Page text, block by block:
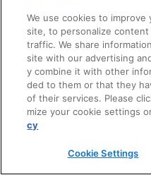
お問い合わせ
ログイン
建築・設計関係者様向けサ
ユーザー登録サービス
WEB見積システム
We use cookies to
site, to personalize
traffic. We share
site with our advertising
y combine it with other
ded to them or that they
of their services. Please
mize your cookie settings
cy
Cookie Settings